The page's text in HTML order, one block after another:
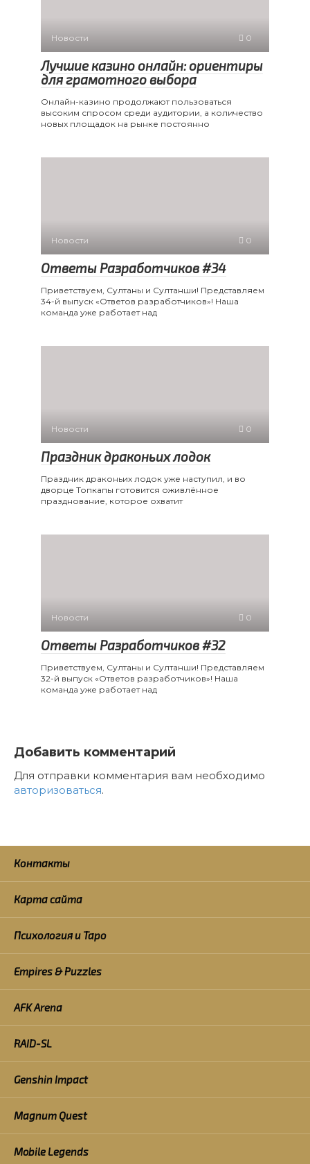
Новости 0
Лучшие казино онлайн: ориентиры
для грамотного выбора
Онлайн-казино продолжают пользоваться
высоким спросом среди аудитории, а количество
новых площадок на рынке постоянно
Новости 0
Ответы Разработчиков #34
Приветствуем, Султаны и Султанши! Представляем
34-й выпуск «Ответов разработчиков»! Наша
команда уже работает над
Новости 0
Праздник драконьих лодок
Праздник драконьих лодок уже наступил, и во
дворце Топкапы готовится оживлённое
празднование, которое охватит
Новости 0
Ответы Разработчиков #32
Приветствуем, Султаны и Султанши! Представляем
32-й выпуск «Ответов разработчиков»! Наша
команда уже работает над
Добавить комментарий
Для отправки комментария вам необходимо
авторизоваться.
Контакты
Карта сайта
Психология и Таро
Empires & Puzzles
AFK Arena
RAID-SL
Genshin Impact
Magnum Quest
Mobile Legends